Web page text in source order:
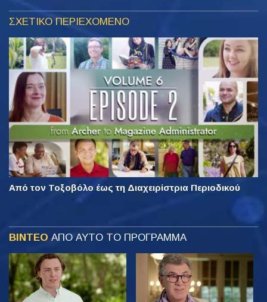
ΣΧΕΤΙΚΟ ΠΕΡΙΕΧΟΜΕΝΟ
Από τον Τοξοβόλο έως τη Διαχειρίστρια Περιοδικού
ΒΙΝΤΕΟ ΑΠΟ ΑΥΤΟ ΤΟ ΠΡΟΓΡΑΜΜΑ